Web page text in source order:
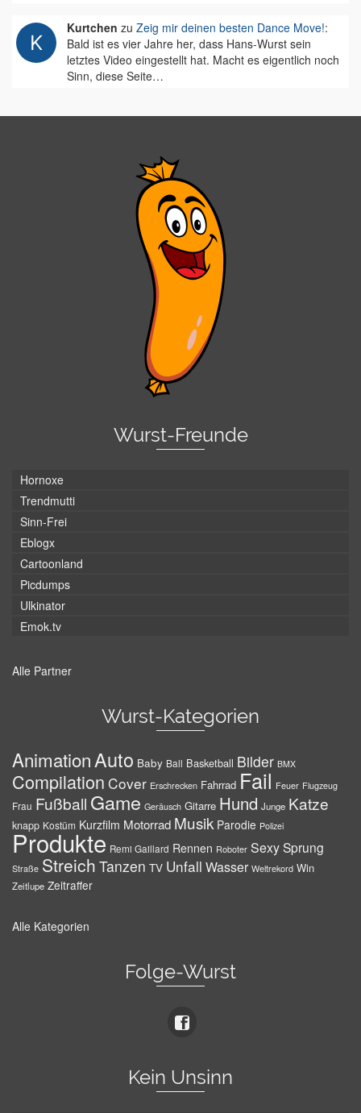
Kurtchen zu Zeig mir deinen besten Dance Move!:
Bald ist es vier Jahre her, dass Hans-Wurst sein
letztes Video eingestellt hat. Macht es eigentlich noch
Sinn, diese Seite…
Wurst-Freunde
Hornoxe
Trendmutti
Sinn-Frei
Eblogx
Cartoonland
Picdumps
Ulkinator
Emok.tv
Alle Partner
Wurst-Kategorien
AnimationAuto Baby Ball Basketball Bilder BMX
Compilation Cover Erschrecken Fahrrad Fail Feuer Flugzeug
Frau Fußball Game Geräusch Gitarre Hund Junge Katze
knapp Kostüm Kurzfilm Motorrad Musik Parodie Polizei
Produkte Remi Gaillard Rennen Roboter SexySprung
Straße Streich Tanzen TV Unfall Wasser Weltrekord Win
Zeitlupe Zeitraffer
Alle Kategorien
Folge-Wurst
Kein Unsinn